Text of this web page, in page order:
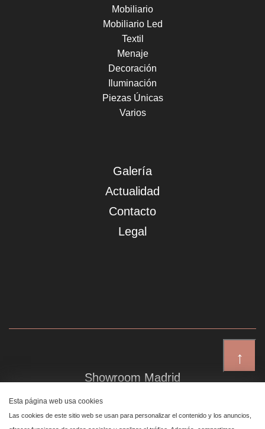
↑
Mobiliario
Mobiliario Led
Textil
Menaje
Decoración
Iluminación
Piezas Únicas
Varios
Galería
Actualidad
Contacto
Legal
Showroom Madrid
Plaza de Canalejas 6, 4 izq
Centro, 28014 Madrid
Esta página web usa cookies
Las cookies de este sitio web se usan para personalizar el contenido y los anuncios,